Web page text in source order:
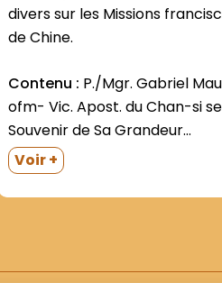
divers sur les Missions
de Chine.
Contenu :
ofm- Vic. Apost. du Chan-si
Souvenir de Sa Grandeur
Monseigneur Athanase Goette
Histoire d'une Mission
franciscaine...Sans adresse
Willeke- ofm- The Franciscan
Voir +